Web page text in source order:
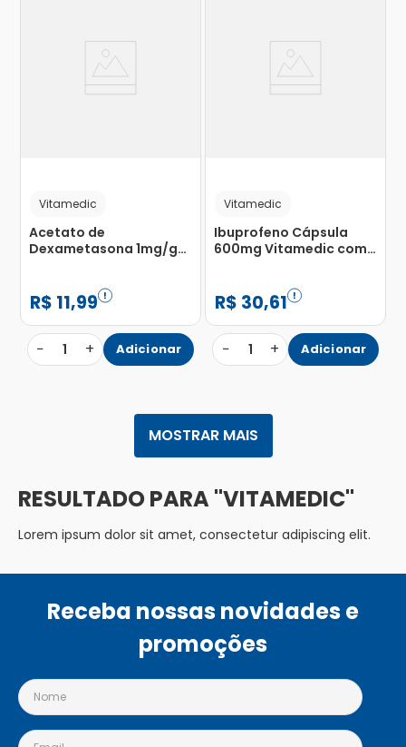
Vitamedic
Acetato de
Dexametasona 1mg/g
R$ 11,99
− 1 + Adicionar
Vitamedic
Ibuprofeno Cápsula
600mg Vitamedic com
R$ 30,61
− 1 + Adicionar
MOSTRAR MAIS
VITAMEDIC
Lorem ipsum dolor sit amet, consectetur adipiscing elit.
Receba nossas novidades e
promoções